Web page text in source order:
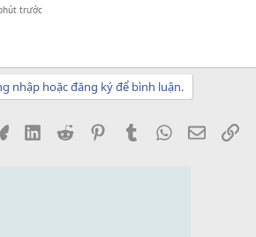
trước
nhập hoặc đăng ký để bình luận.
BlueskyLinkedInReddit PinterestTumblrWhatsApp
Email